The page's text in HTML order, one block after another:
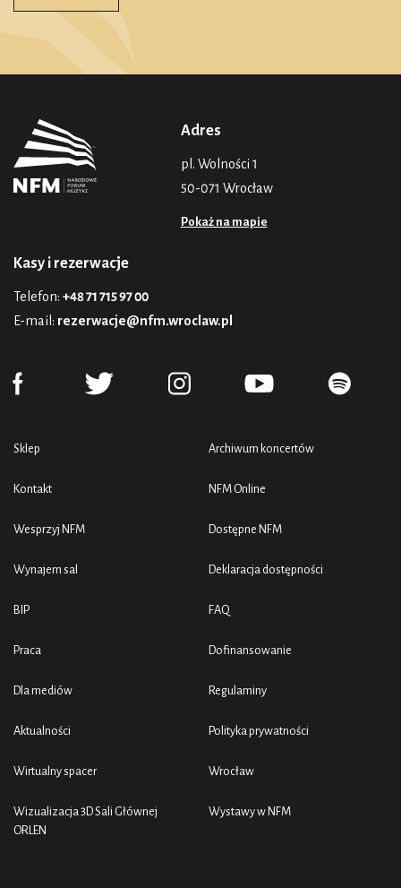
Adres
pl. Wolności 1
50-071 Wrocław
Pokaż na mapie
Kasy i rezerwacje
Telefon: +48 71 715 97 00
E-mail: rezerwacje@nfm.wroclaw.pl
Sklep
Kontakt
Wesprzyj NFM
Wynajem sal
BIP
Praca
Dla mediów
Aktualności
Wirtualny spacer
Wizualizacja 3D Sali Głównej
ORLEN
Archiwum koncertów
NFM Online
Dostępne NFM
Deklaracja dostępności
FAQ
Dofinansowanie
Regulaminy
Polityka prywatności
Wrocław
Wystawy w NFM